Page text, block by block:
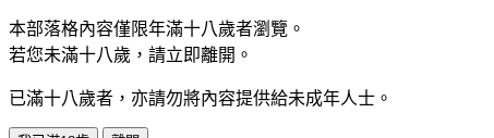
本部落格內容僅限年滿十八歲者瀏覽。
若您未滿十八歲，請立即離開。
已滿十八歲者，亦請勿將內容提供給未成年人士。